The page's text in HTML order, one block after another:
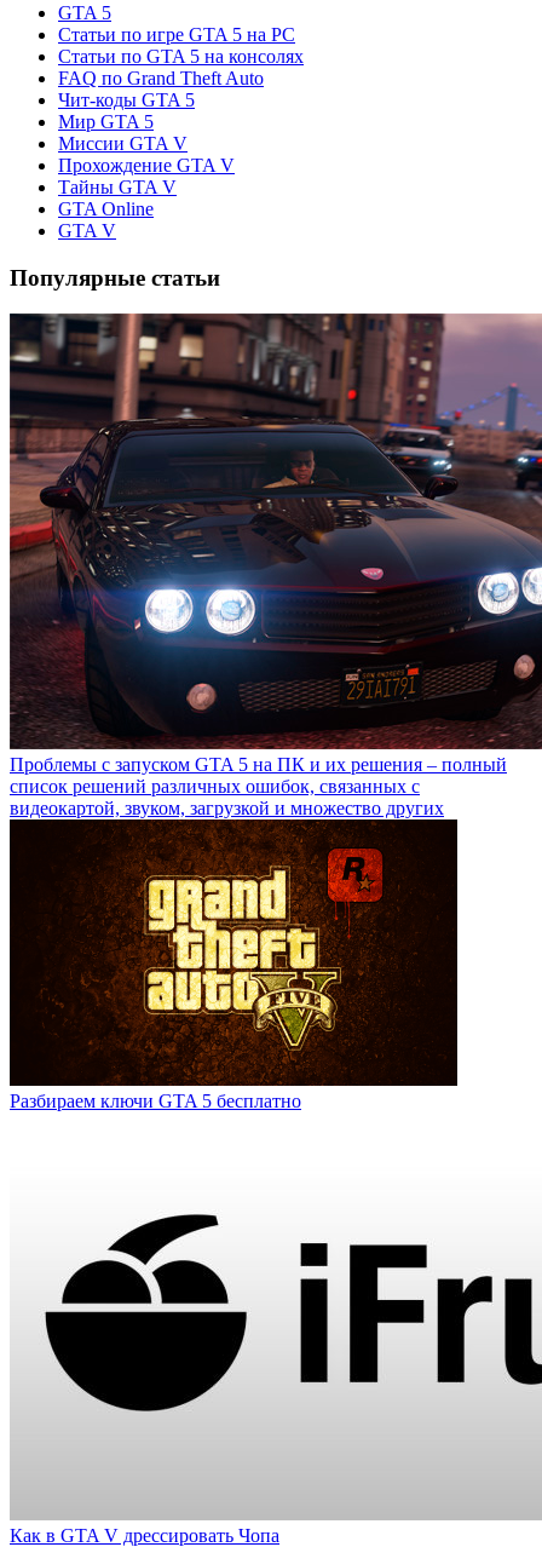
GTA 5
Статьи по игре GTA 5 на PC
Статьи по GTA 5 на консолях
FAQ по Grand Theft Auto
Чит-коды GTA 5
Мир GTA 5
Миссии GTA V
Прохождение GTA V
Тайны GTA V
GTA Online
GTA V
Популярные статьи
Проблемы с запуском GTA 5 на ПК и их решения – полный
список решений различных ошибок, связанных с
видеокартой, звуком, загрузкой и множество других
Разбираем ключи GTA 5 бесплатно
Как в GTA V дрессировать Чопа